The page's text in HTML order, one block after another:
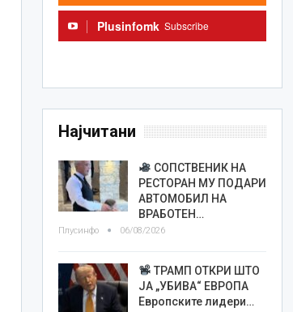
Plusinfomk Subscribe
Најчитани
СОПСТВЕНИК НА
РЕСТОРАН МУ ПОДАРИ
АВТОМОБИЛ НА
ВРАБОТЕН…
Плусинфо 06/08/2026
ТРАМП ОТКРИ ШТО
ЈА „УБИВА“ ЕВРОПА
Европските лидери…